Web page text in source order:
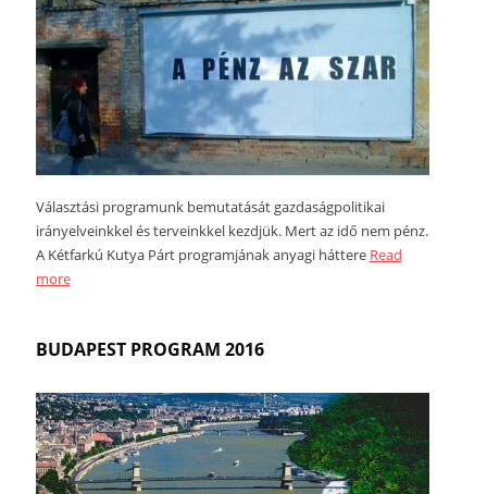
Választási programunk bemutatását gazdaságpolitikai
irányelveinkkel és terveinkkel kezdjük. Mert az idő nem pénz.
A Kétfarkú Kutya Párt programjának anyagi háttere Read
more
BUDAPEST PROGRAM 2016